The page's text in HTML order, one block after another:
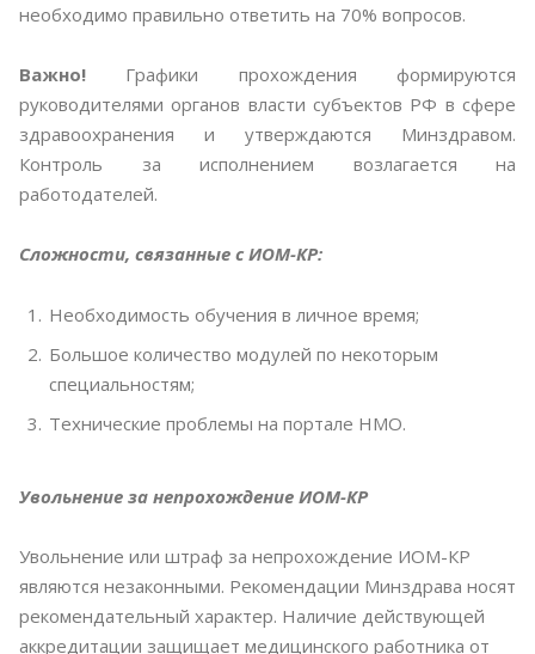
необходимо правильно ответить на 70% вопросов.
Важно! Графики прохождения формируются
руководителями органов власти субъектов РФ в сфере
здравоохранения и утверждаются Минздравом.
Контроль за исполнением возлагается на
работодателей.
Сложности, связанные с ИОМ-КР:
Необходимость обучения в личное время;
Большое количество модулей по некоторым
специальностям;
Технические проблемы на портале НМО.
Увольнение за непрохождение ИОМ-КР
Увольнение или штраф за непрохождение ИОМ-КР
являются незаконными. Рекомендации Минздрава носят
рекомендательный характер. Наличие действующей
аккредитации защищает медицинского работника от